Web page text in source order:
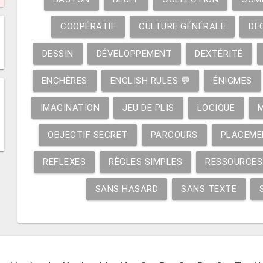
COOPÉRATIF CULTURE GÉNÉRALE
DESSIN DÉVELOPPEMENT DEXTÉRITÉ
ENCHÈRES ENGLISH RULES 💬 ÉNIGMES
IMAGINATION JEU DE PLIS LOGIQUE
OBJECTIF SECRET PARCOURS
REFLEXES RÈGLES SIMPLES RESSOURCES
SANS HASARD SANS TEXTE